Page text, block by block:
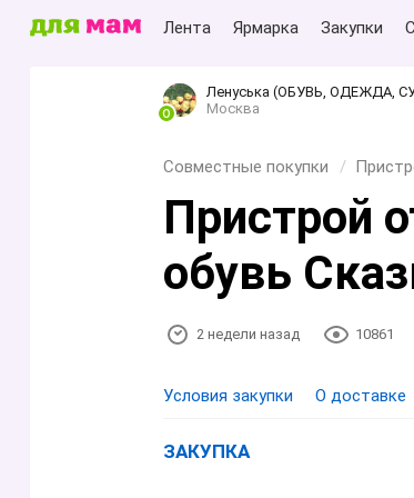
Лента Ярмарка Закупки
Ленуська (ОБУВЬ, ОДЕЖДА,
Москва
Совместные покупки
Пристрой
обувь
2 недели назад 10861
Условия закупки О доставке
ЗАКУПКА